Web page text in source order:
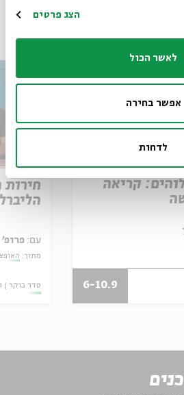
הצג פרטים
לאשר הכול
אפשר בחירה
לדחות
אבי חי
קריאה
6-10.9
עם: פרופ'
מתוך:
סדר בוקר